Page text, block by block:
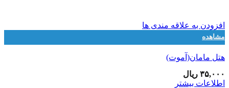
افزودن به علاقه مندی ها
مشاهده
هتل مامان(آموت)
۳۵,۰۰۰ ریال
اطلاعات بیشتر